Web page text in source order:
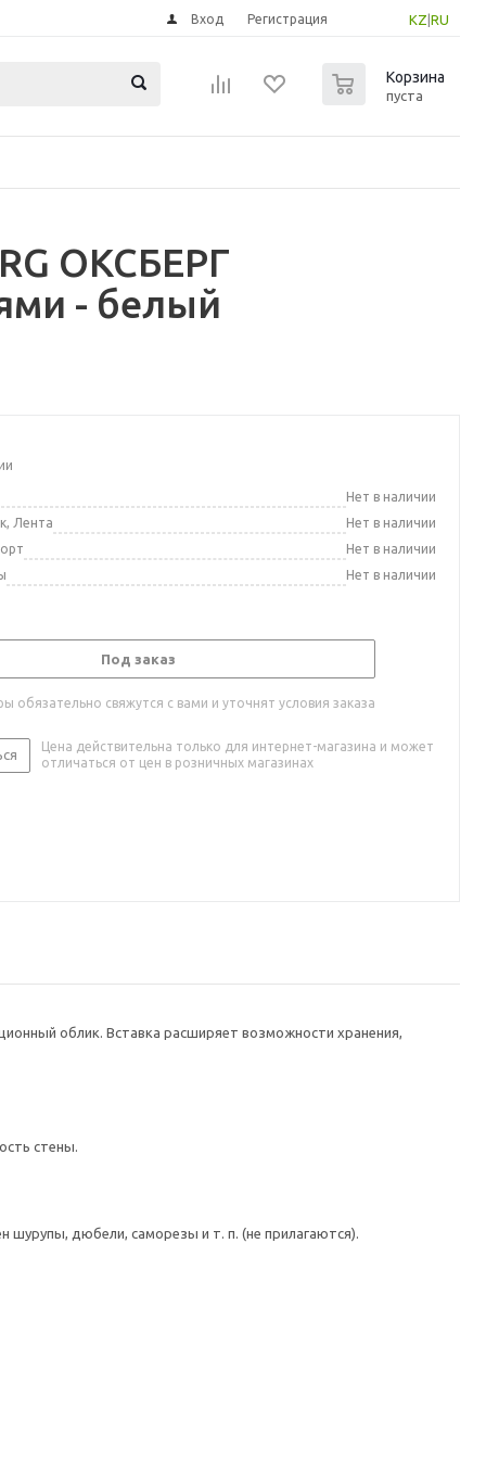
KZ RU
Вход Регистрация
Корзина
пуста
ОКСБЕРГ
- белый
Нет в наличии
Лента
Нет в наличии
Нет в наличии
Нет в наличии
Под заказ
обязательно свяжутся с вами и уточнят условия заказа
Цена действительна только для интернет-магазина и может
отличаться от цен в розничных магазинах
облик. Вставка расширяет возможности хранения,
стены.
дюбели, саморезы и т. п. (не прилагаются).